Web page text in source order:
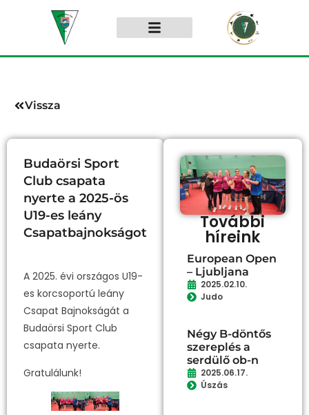
Vissza
Budaörsi Sport
Club csapata
nyerte a 2025-ös
U19-es leány
Csapatbajnokságot
A 2025. évi országos U19-
es korcsoportú leány
Csapat Bajnokságát a
Budaörsi Sport Club
csapata nyerte.
Gratulálunk!
További
híreink
European Open
– Ljubljana
2025.02.10.
Judo
Négy B-döntős
szereplés a
serdülő ob-n
2025.06.17.
Úszás